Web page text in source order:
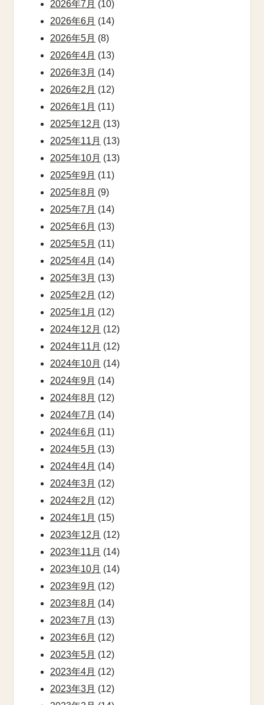
2026年7月 (10)
2026年6月 (14)
2026年5月 (8)
2026年4月 (13)
2026年3月 (14)
2026年2月 (12)
2026年1月 (11)
2025年12月 (13)
2025年11月 (13)
2025年10月 (13)
2025年9月 (11)
2025年8月 (9)
2025年7月 (14)
2025年6月 (13)
2025年5月 (11)
2025年4月 (14)
2025年3月 (13)
2025年2月 (12)
2025年1月 (12)
2024年12月 (12)
2024年11月 (12)
2024年10月 (14)
2024年9月 (14)
2024年8月 (12)
2024年7月 (14)
2024年6月 (11)
2024年5月 (13)
2024年4月 (14)
2024年3月 (12)
2024年2月 (12)
2024年1月 (15)
2023年12月 (12)
2023年11月 (14)
2023年10月 (14)
2023年9月 (12)
2023年8月 (14)
2023年7月 (13)
2023年6月 (12)
2023年5月 (12)
2023年4月 (12)
2023年3月 (12)